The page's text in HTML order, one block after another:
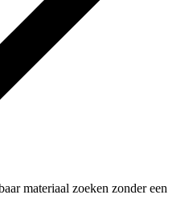
materiaal zoeken zonder een